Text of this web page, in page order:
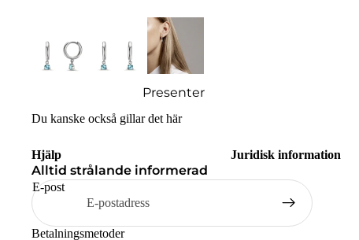
Presenter
Du kanske också gillar det här
Hjälp Juridisk information
Alltid strålande informerad
E-post
Betalningsmetoder